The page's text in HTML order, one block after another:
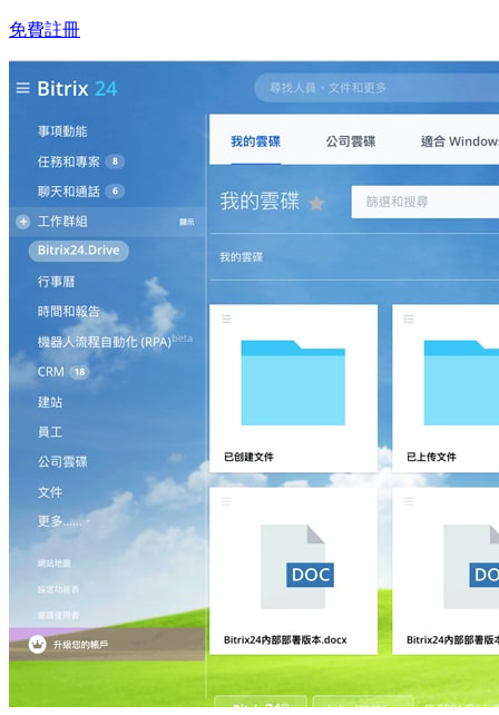
免費註冊